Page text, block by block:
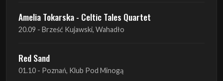
Amelia Tokarska - Celtic Tales Quartet
20.09 - Brześć Kujawski, Wahadło
Red Sand
01.10 - Poznań, Klub Pod Minogą